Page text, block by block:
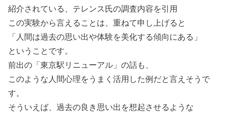
紹介されている、テレンス氏の調査内容を引用
この実験から言えることは、重ねて申し上げると
「人間は過去の思い出や体験を美化する傾向にある」
ということです。
前出の「東京駅リニューアル」の話も、
このような人間心理をうまく活用した例だと言えそうで
す。
そういえば、過去の良き思い出を想起させるような